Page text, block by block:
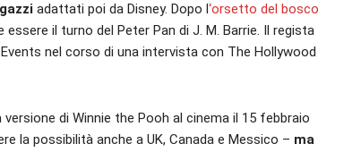
adattati poi da Disney. Dopo l‘orsetto del bosco
essere il turno del Peter Pan di J. M. Barrie. Il regista
nel corso di una intervista con The Hollywood
di Winnie the Pooh al cinema il 15 febbraio
la possibilità anche a UK, Canada e Messico – ma